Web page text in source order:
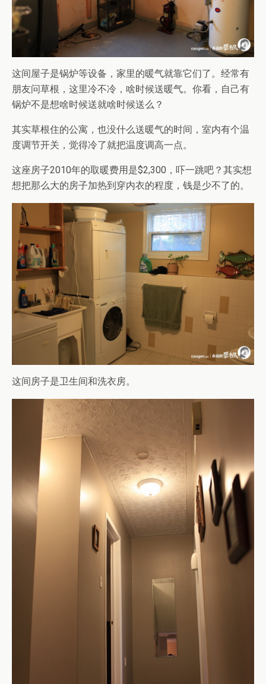
这间屋子是锅炉等设备，家里的暖气就靠它们了。经常有
朋友问草根，这里冷不冷，啥时候送暖气。你看，自己有
锅炉不是想啥时候送就啥时候送么？
其实草根住的公寓，也没什么送暖气的时间，室内有个温
度调节开关，觉得冷了就把温度调高一点。
这座房子2010年的取暖费用是$2,300，吓一跳吧？其实想
想把那么大的房子加热到穿内衣的程度，钱是少不了的。
这间房子是卫生间和洗衣房。